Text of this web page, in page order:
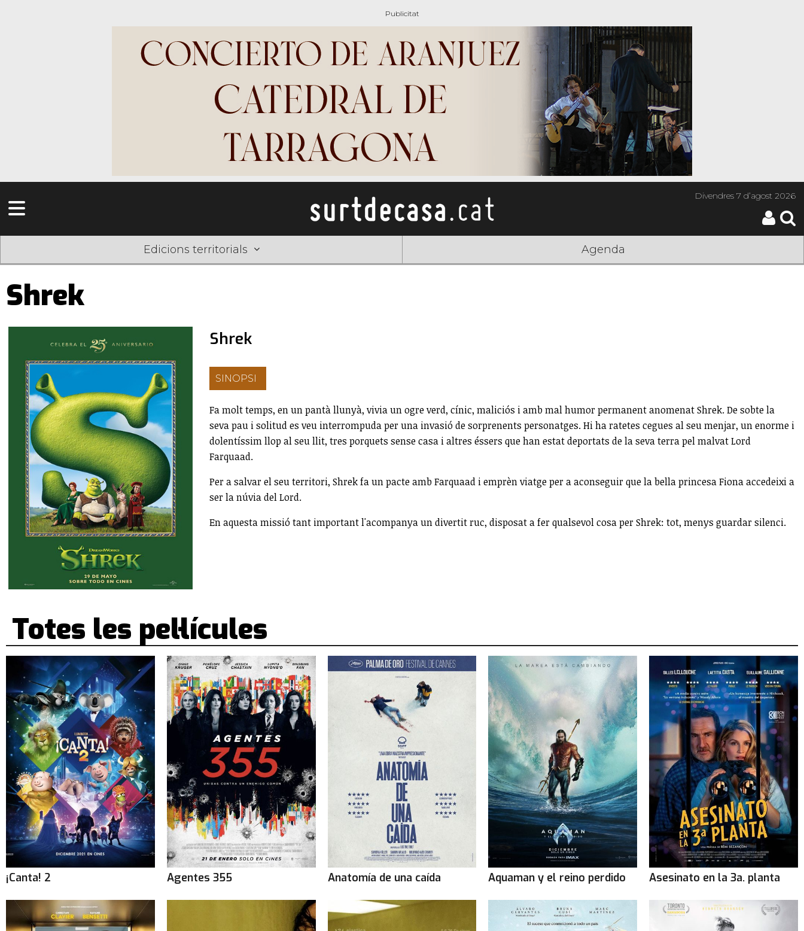
Divendres7 d’agost 2026
Edicions territorials Agenda
Shrek
Shrek
SINOPSI
Fa molt temps, en un pantà llunyà, vivia un ogre verd, cínic, maliciós i amb mal humor permanent anomenat Shrek. De sobte la
seva pau i solitud es veu interrompuda per una invasió de sorprenents personatges. Hi ha ratetes cegues al seu menjar, un enorme i
dolentíssim llop al seu llit, tres porquets sense casa i altres éssers que han estat deportats de la seva terra pel malvat Lord
Farquaad.
Per a salvar el seu territori, Shrek fa un pacte amb Farquaad i emprèn viatge per a aconseguir que la bella princesa Fiona accedeixi a
ser la núvia del Lord.
En aquesta missió tant important l'acompanya un divertit ruc, disposat a fer qualsevol cosa per Shrek: tot, menys guardar silenci.
Totes les pel·lícules
¡Canta! 2 Agentes 355 Anatomía de una caída Aquaman y el reino perdido Asesinato en la 3a. planta